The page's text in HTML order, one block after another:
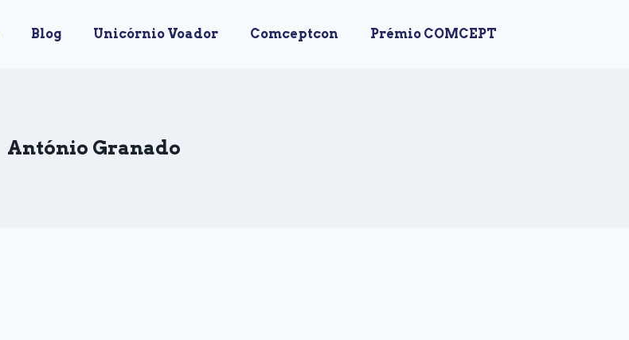
Blog Unicórnio Voador Comceptcon Prémio COMCEPT
António Granado